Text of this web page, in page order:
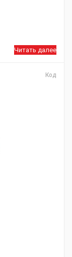
Читать далее
Код